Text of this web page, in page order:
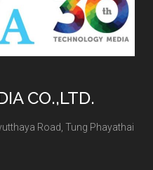
CO.,LTD.
Road, Tung Phayathai